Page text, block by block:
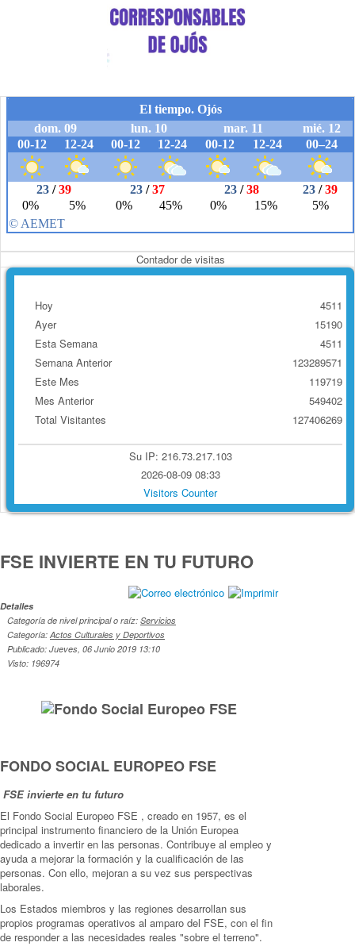
Contador de visitas
Hoy
Ayer
Esta Semana
Semana Anterior
Este Mes
Mes Anterior
Total Visitantes
4511
15190
4511
123289571
119719
549402
127406269
Su IP: 216.73.217.103
2026-08-09 08:33
Visitors Counter
FSE INVIERTE EN TU FUTURO
Detalles
Categoría de nivel principal o raíz: Servicios
Categoría: Actos Culturales y Deportivos
Publicado: Jueves, 06 Junio 2019 13:10
Visto: 196974
FONDO SOCIAL EUROPEO FSE
FSE invierte en tu futuro
El Fondo Social Europeo FSE , creado en 1957, es el
principal instrumento financiero de la Unión Europea
dedicado a invertir en las personas. Contribuye al empleo y
ayuda a mejorar la formación y la cualificación de las
personas. Con ello, mejoran a su vez sus perspectivas
laborales.
Los Estados miembros y las regiones desarrollan sus
propios programas operativos al amparo del FSE, con el fin
de responder a las necesidades reales "sobre el terreno".